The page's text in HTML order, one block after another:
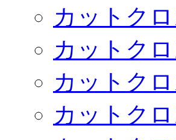
カットク
カットク
カットク
カットク